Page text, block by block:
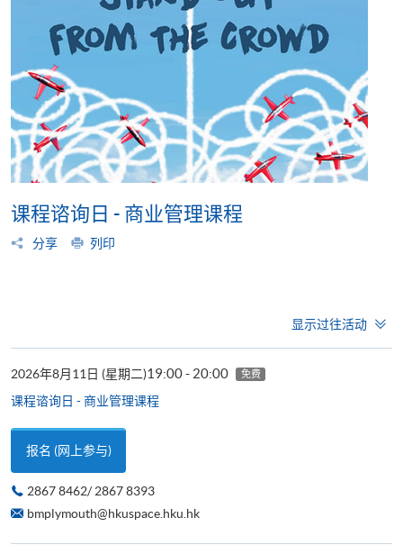
课程谘询日 - 商业管理课程
分享 列印
显示过往活动
2026年8月11日 (星期二)19:00 - 20:00 免费
课程谘询日 - 商业管理课程
报名 (网上参与)
2867 8462/ 2867 8393
bmplymouth@hkuspace.hku.hk